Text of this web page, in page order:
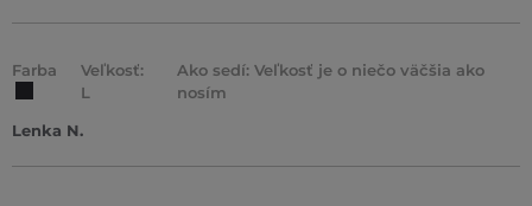
Farba
Veľkosť:
L
Ako sedí: Veľkosť je o niečo väčšia ako
nosím
Lenka N.